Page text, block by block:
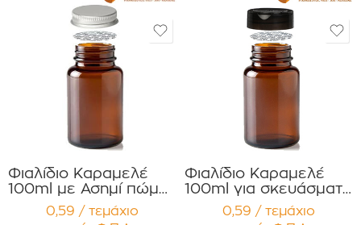
Φιαλίδιο Καραμελέ
100ml με Ασημί πώμα
Αλουμ. για Χάπια
,Βιταμίνες
0,59 / τεμάχιο
Φιαλίδιο Καραμελέ
100ml για σκευάσματα
σε σκόνη ,Συμπλ.
Διατροφής με Διπλό
0,59 / τεμάχιο